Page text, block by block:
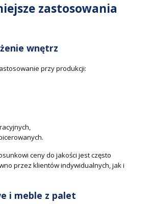
zastosowania
wnętrz
przy produkcji:
ceny do jakości jest często
przez klientów indywidualnych, jak i
i meble z palet